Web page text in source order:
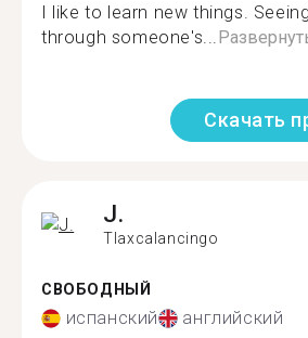
I like to learn new things.
through someone's...
Скачать
J.
Tlaxcalancingo
СВОБОДНЫЙ
испанский английский